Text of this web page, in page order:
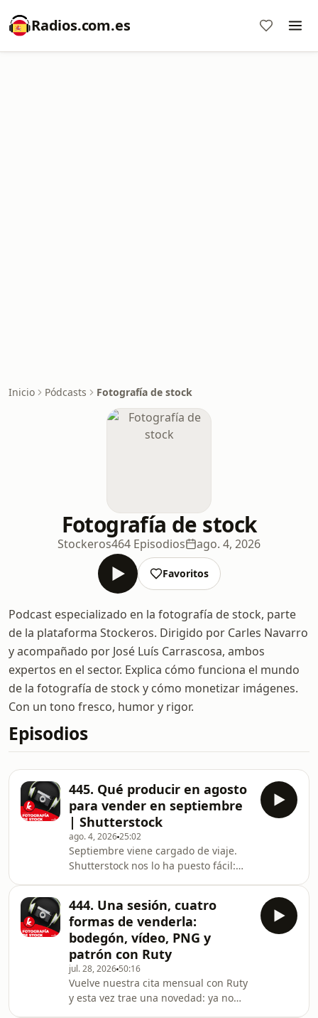
Radios.com.es
Inicio Pódcasts Fotografía de stock
Fotografía de stock
Stockeros464 Episodios ago. 4, 2026
Favoritos
Podcast especializado en la fotografía de stock, parte
de la plataforma Stockeros. Dirigido por Carles Navarro
y acompañado por José Luís Carrascosa, ambos
expertos en el sector. Explica cómo funciona el mundo
de la fotografía de stock y cómo monetizar imágenes.
Con un tono fresco, humor y rigor.
Episodios
445. Qué producir en agosto
para vender en septiembre
| Shutterstock
ago. 4, 202625:02
Septiembre viene cargado de viaje.
Shutterstock nos lo ha puesto fácil:
recorrido, desde hacer la maleta
hasta mirar por la ventanilla. Si estás
de vacaciones, tienes la sesión
delante y no la estás disparando. ➖
Repasamos punto por punto el
briefing de septiembre con ejemplos
concretos de sesiones que ya nos
están vendiendo, y volvem
444. Una sesión, cuatro
formas de venderla:
bodegón, vídeo, PNG y
patrón con Ruty
jul. 28, 2026 50:16
Vuelve nuestra cita mensual con Ruty
y esta vez trae una novedad: ya no